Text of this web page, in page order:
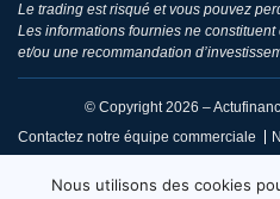
Le trading est risqué et vous pouvez
Les informations fournies ne
et/ou une recommandation
© Copyright 2026 –
Contactez notre équipe commerciale
Nous utilisons des cookies